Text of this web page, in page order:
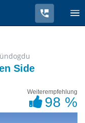
Side
Weiterempfehlung
98 %